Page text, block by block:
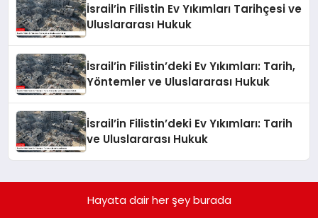
İsrail’in Filistin Ev Yıkımları Tarihçesi ve
Uluslararası Hukuk
İsrail’in Filistin’deki Ev Yıkımları: Tarih,
Yöntemler ve Uluslararası Hukuk
İsrail’in Filistin’deki Ev Yıkımları: Tarih
ve Uluslararası Hukuk
Hayata dair her şey burada